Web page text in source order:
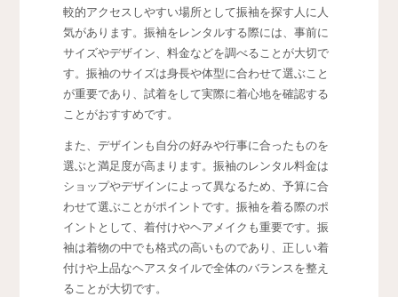
較的アクセスしやすい場所として振袖を探す人に人
気があります。振袖をレンタルする際には、事前に
サイズやデザイン、料金などを調べることが大切で
す。振袖のサイズは身長や体型に合わせて選ぶこと
が重要であり、試着をして実際に着心地を確認する
ことがおすすめです。
また、デザインも自分の好みや行事に合ったものを
選ぶと満足度が高まります。振袖のレンタル料金は
ショップやデザインによって異なるため、予算に合
わせて選ぶことがポイントです。振袖を着る際のポ
イントとして、着付けやヘアメイクも重要です。振
袖は着物の中でも格式の高いものであり、正しい着
付けや上品なヘアスタイルで全体のバランスを整え
ることが大切です。